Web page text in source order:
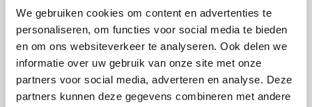
We gebruiken cookies om content en advertenties te
personaliseren, om functies voor social media te bieden
en om ons websiteverkeer te analyseren. Ook delen we
informatie over uw gebruik van onze site met onze
partners voor social media, adverteren en analyse. Deze
partners kunnen deze gegevens combineren met andere
Vidaxl Plopsa Lampenlicht.be Adidas
All Accor